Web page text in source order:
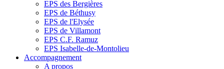
EPS des Bergières
EPS de Béthusy
EPS de l'Elysée
EPS de Villamont
EPS C.F. Ramuz
EPS Isabelle-de-Montolieu
Accompagnement
A propos